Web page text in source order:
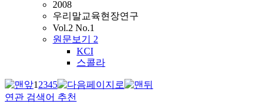
2008
우리말교육현장연구
Vol.2 No.1
원문보기 2
KCI
스콜라
12345
연관 검색어 추천